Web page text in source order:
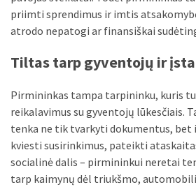
Auto
(12)
Ekologija
(6)
priimti sprendimus ir imtis
atrodo nepatogi ar finansiškai
Tiltas tarp gyventojų ir
Pirmininkas tampa tarpininku, kuris
reikalavimus su gyventojų lūkesčiais.
tenka ne tik tvarkyti dokumentus,
kviesti susirinkimus, pateikti
socialinė dalis – pirmininkui neretai
tarp kaimynų dėl triukšmo,